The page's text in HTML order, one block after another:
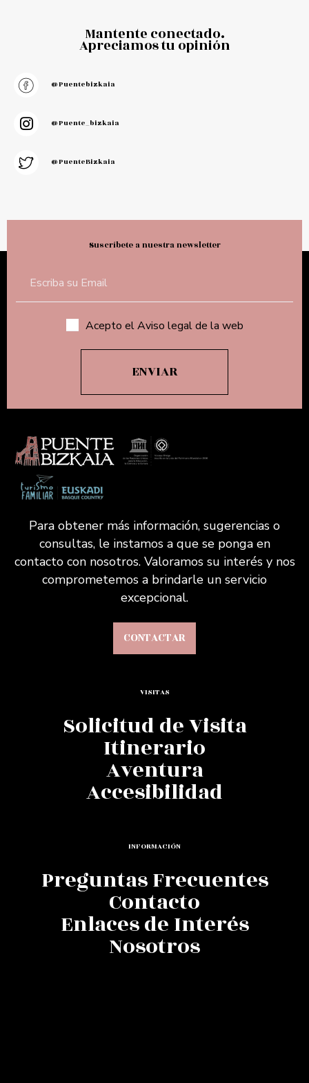
Mantente conectado.
Apreciamos tu opinión
@puentebizkaia
@puente_bizkaia
@PuenteBizkaia
Suscríbete a nuestra newsletter
Acepto el Aviso legal de la web
Para obtener más información, sugerencias o
consultas, le instamos a que se ponga en
contacto con nosotros. Valoramos su interés y nos
comprometemos a brindarle un servicio
excepcional.
CONTACTAR
VISITAS
Solicitud de Visita
Itinerario
Aventura
Accesibilidad
INFORMACIÓN
Preguntas Frecuentes
Contacto
Enlaces de Interés
Nosotros